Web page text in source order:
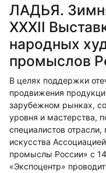
ЛАДЬЯ.
XXXII
народных
промыслов
В целях поддержки
продвижения
зарубежном рынках,
уровня и мастерства,
специалистов отрасли,
искусства
промыслы России» с
«Экспоцентр»